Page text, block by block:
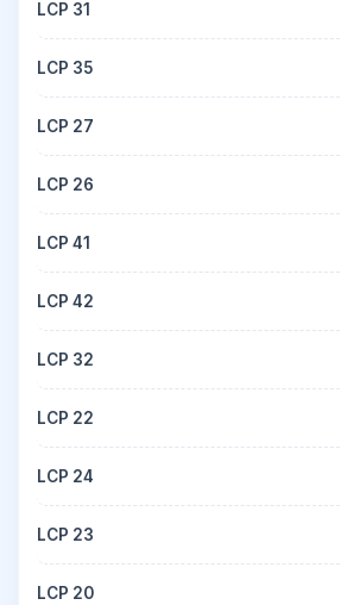
LCP 31
LCP 35
LCP 27
LCP 26
LCP 41
LCP 42
LCP 32
LCP 22
LCP 24
LCP 23
LCP 20